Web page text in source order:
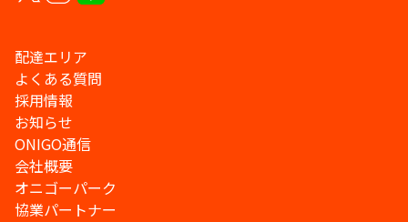
配達エリア
よくある質問
採用情報
お知らせ
ONIGO通信
会社概要
オニゴーパーク
協業パートナー